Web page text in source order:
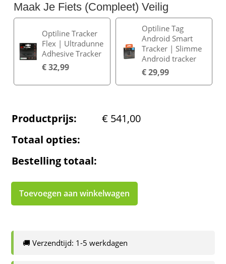
Maak Je Fiets (Compleet) Veilig
Optiline Tracker
Flex | Ultradunne
Adhesive Tracker
€32,99
Optiline Tag
Android Smart
Tracker | Slimme
Android tracker
€29,99
Productprijs: € 541,00
Totaal opties:
Bestelling totaal:
Toevoegen aan winkelwagen
🚚 Verzendtijd: 1-5 werkdagen